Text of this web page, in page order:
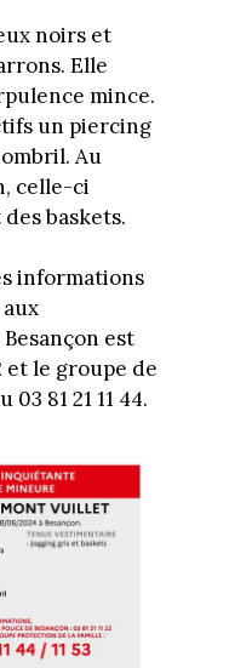
noirs et
Elle
mince.
un piercing
Au
celle-ci
baskets.
informations
est
et le groupe de
81 21 11 44.